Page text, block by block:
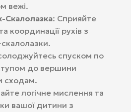
вежі.
Скалолазка: Сприяйте
координації рухів з
спуском по
до вершини
сходам.
логічне мислення та
вашої дитини з